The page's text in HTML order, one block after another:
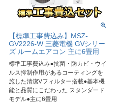
【標準工事費込み】MSZ-
GV2226-W 三菱電機 GVシリー
ズ ルームエアコン 主に6畳用
標準工事費込み●抗菌・防カビ・ウイ
ルス抑制作用があるコーティングを
施した清潔Vフィルター搭載●基本機
能と品質にこだわった スタンダード
モデル●主に6畳用